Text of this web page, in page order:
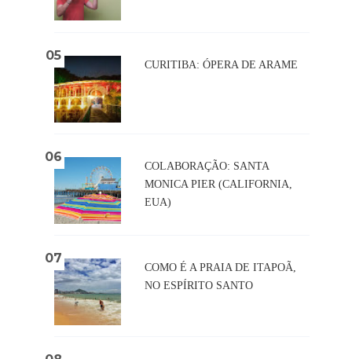
CURITIBA: ÓPERA DE ARAME
COLABORAÇÃO: SANTA
MONICA PIER (CALIFORNIA,
EUA)
COMO É A PRAIA DE ITAPOÃ,
NO ESPÍRITO SANTO